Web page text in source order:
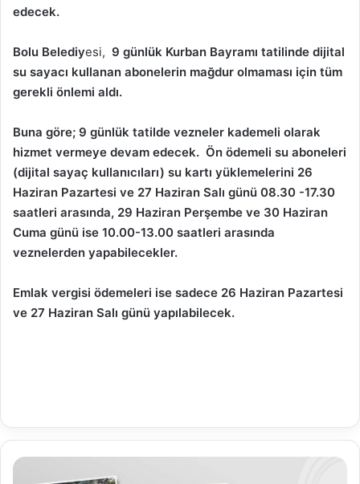
edecek.
Bolu Belediyesi, 9 günlük Kurban Bayramı tatilinde dijital
su sayacı kullanan abonelerin mağdur olmaması için tüm
gerekli önlemi aldı.
Buna göre; 9 günlük tatilde vezneler kademeli olarak
hizmet vermeye devam edecek. Ön ödemeli su aboneleri
(dijital sayaç kullanıcıları) su kartı yüklemelerini 26
Haziran Pazartesi ve 27 Haziran Salı günü 08.30 -17.30
saatleri arasında, 29 Haziran Perşembe ve 30 Haziran
Cuma günü ise 10.00-13.00 saatleri arasında
veznelerden yapabilecekler.
Emlak vergisi ödemeleri ise sadece 26 Haziran Pazartesi
ve 27 Haziran Salı günü yapılabilecek.
BAYRAM
ÖNCESİ